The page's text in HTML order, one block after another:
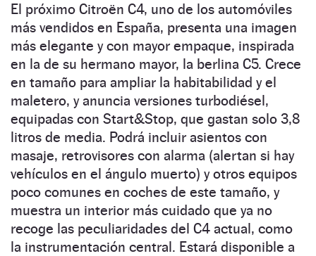
El próximo Citroën C4, uno de los automóviles
más vendidos en España, presenta una imagen
más elegante y con mayor empaque, inspirada
en la de su hermano mayor, la berlina C5. Crece
en tamaño para ampliar la habitabilidad y el
maletero, y anuncia versiones turbodiésel,
equipadas con Start&Stop, que gastan solo 3,8
litros de media. Podrá incluir asientos con
masaje, retrovisores con alarma (alertan si hay
vehículos en el ángulo muerto) y otros equipos
poco comunes en coches de este tamaño, y
muestra un interior más cuidado que ya no
recoge las peculiaridades del C4 actual, como
la instrumentación central. Estará disponible a